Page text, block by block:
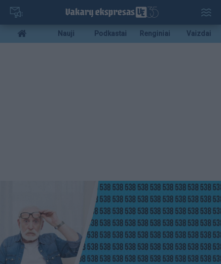
Pereiti
pagrindinį
turinį
Mobile
menu
Nauji Podkastai Renginiai Vaizdai